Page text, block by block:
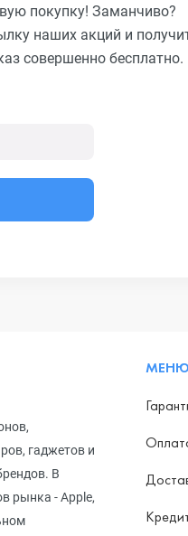
покупку! Заманчиво?
наших акций и
совершенно бесплатно.
гаджетов и
В
рынка - Apple,
МЕНЮ